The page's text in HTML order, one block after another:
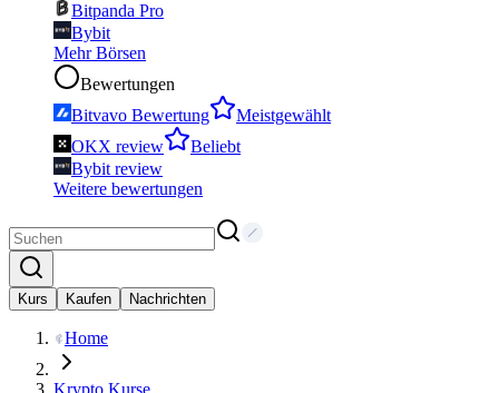
Bitpanda Pro
Bybit
Mehr Börsen
Bewertungen
Bitvavo Bewertung
Meistgewählt
OKX review
Beliebt
Bybit review
Weitere bewertungen
Kurs Kaufen Nachrichten
Home
Krypto Kurse